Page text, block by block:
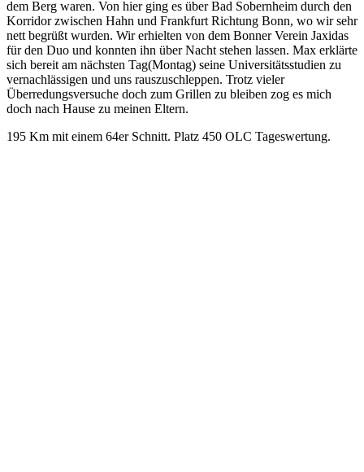
dem Berg waren. Von hier ging es über Bad Sobernheim durch den
Korridor zwischen Hahn und Frankfurt Richtung Bonn, wo wir sehr
nett begrüßt wurden. Wir erhielten von dem Bonner Verein Jaxidas
für den Duo und konnten ihn über Nacht stehen lassen. Max erklärte
sich bereit am nächsten Tag(Montag) seine Universitätsstudien zu
vernachlässigen und uns rauszuschleppen. Trotz vieler
Überredungsversuche doch zum Grillen zu bleiben zog es mich
doch nach Hause zu meinen Eltern.
195 Km mit einem 64er Schnitt. Platz 450 OLC Tageswertung.